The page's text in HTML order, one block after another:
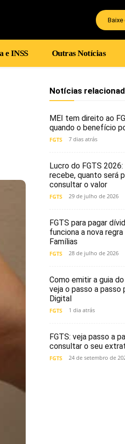
Baixe
e INSS Outras Notícias
Notícias
MEI tem direito ao
quando o benefício
FGTS 7 dias atrás
Lucro do FGTS
recebe, quanto será
consultar o valor
FGTS 29 de julho de 2026
FGTS para pagar
funciona a nova
Famílias
FGTS 28 de julho de 2026
Como emitir a guia
veja o passo a passo
Digital
FGTS 1 dia atrás
FGTS: veja passo a
consultar o seu
FGTS 24 de setembro de